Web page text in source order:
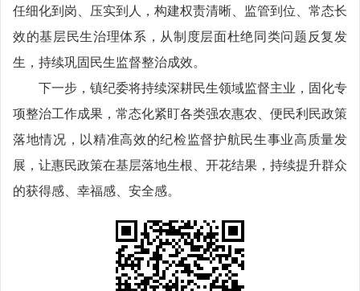
任细化到岗、压实到人，构建权责清晰、监管到位、常态长
效的基层民生治理体系，从制度层面杜绝同类问题反复发
生，持续巩固民生监督整治成效。
下一步，镇纪委将持续深耕民生领域监督主业，固化专
项整治工作成果，常态化紧盯各类强农惠农、便民利民政策
落地情况，以精准高效的纪检监督护航民生事业高质量发
展，让惠民政策在基层落地生根、开花结果，持续提升群众
的获得感、幸福感、安全感。